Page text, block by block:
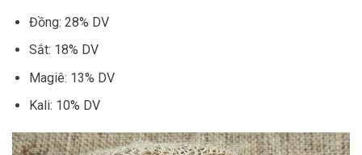
Đồng: 28% DV
Sắt: 18% DV
Magiê: 13% DV
Kali: 10% DV